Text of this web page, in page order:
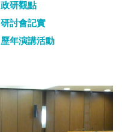
政研觀點
研討會記實
歷年演講活動